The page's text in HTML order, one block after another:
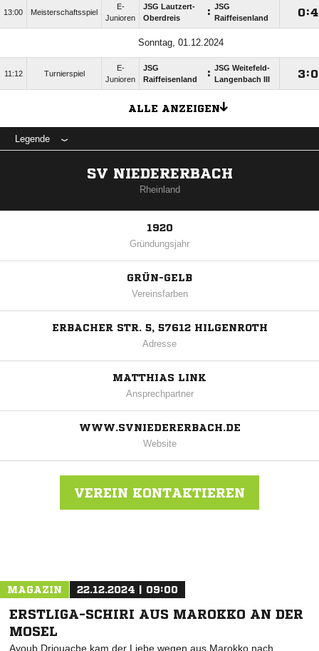
13:00 Meisterschaftsspiel
E-
Junioren
JSG Lautzert-
Oberdreis
: JSG
Raiffeisenland
:
Sonntag, 01.12.2024
11:12 Turnierspiel
E-
Junioren
JSG
Raiffeisenland
: JSG Weitefeld-
Langenbach III
:
ALLE ANZEIGEN
Legende
SV NIEDERERBACH
Rheinland
1920
Gründungsjahr
GRÜN-GELB
Vereinsfarben
ERBACHER STR. 5, 57612 HILGENROTH
Adresse
MATTHIAS LINK
Ansprechpartner
WWW.SVNIEDERERBACH.DE
Website
VEREIN KONTAKTIEREN
MAGAZIN 22.12.2024 | 09:00
ERSTLIGA-SCHIRI AUS MAROKKO AN DER
MOSEL
Ayoub Driouache kam der Liebe wegen aus Marokko nach